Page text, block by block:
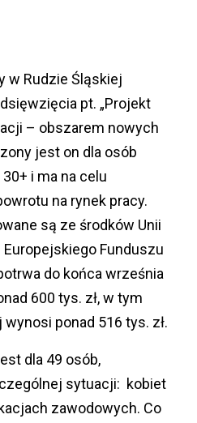
w Rudzie Śląskiej
pt. „Projekt
– obszarem nowych
jest on dla osób
i ma na celu
na rynek pracy.
są ze środków Unii
Funduszu
do końca września
600 tys. zł, w tym
ponad 516 tys. zł.
dla 49 osób,
sytuacji: kobiet
zawodowych. Co